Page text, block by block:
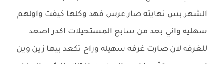
الشهر بس نهايته صار عرس فهد وكلها كيفت واولهم
سهليه واني بعد من سابع المستحيلات اكدر اصعد
للغرفه لان صارت غرفه سهيله وراح تكعد بيها زين وين